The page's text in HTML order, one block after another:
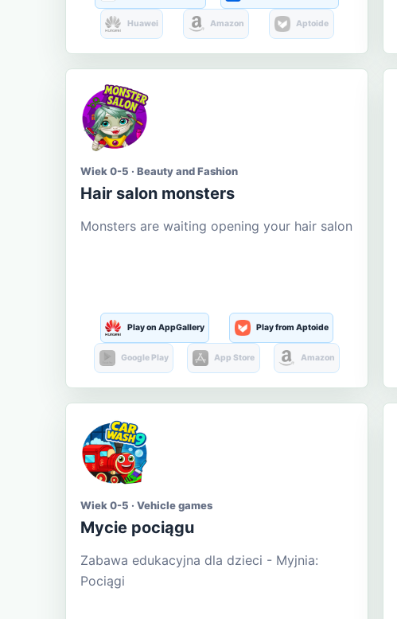
Huawei Amazon Aptoide
Wiek 0-5 · Beauty and Fashion
Hair salon monsters
Monsters are waiting opening your hair salon
Play on AppGallery Play from Aptoide
Google Play App Store Amazon
Wiek 0-5 · Vehicle games
Mycie pociągu
Zabawa edukacyjna dla dzieci - Myjnia:
Pociągi